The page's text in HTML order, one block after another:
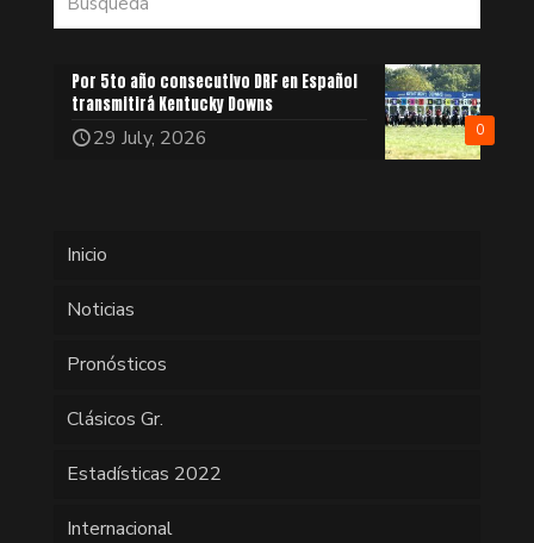
0
Por 5to año consecutivo DRF en Español
transmitirá Kentucky Downs
29 July, 2026
Inicio
Noticias
Pronósticos
Clásicos Gr.
Estadísticas 2022
Internacional